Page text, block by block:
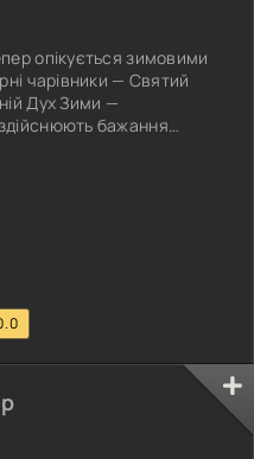
опікується зимовими
чарівники — Святий
Дух Зими —
бажання
зникає з міста і
і різдвяного настрою
на
щоб урятувати світ від